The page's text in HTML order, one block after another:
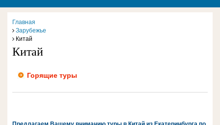
Главная
Зарубежье
Китай
Китай
Горящие туры